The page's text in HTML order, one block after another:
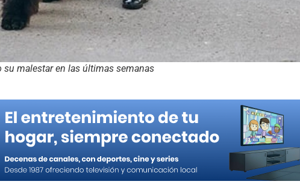
malestar en las últimas semanas